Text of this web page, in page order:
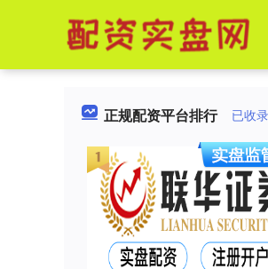
正规配资平台排行 已收录